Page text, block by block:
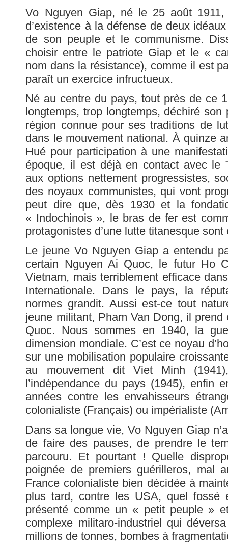
Vo Nguyen Giap, né le 25 août
d’existence à la défense de deux
de son peuple et le communisme.
choisir entre le patriote Giap et le «
nom dans la résistance), comme il est
paraît un exercice infructueux.
Né au centre du pays, tout près de ce
longtemps, trop longtemps, déchiré
région connue pour ses traditions de
dans le mouvement national. À quinze
Hué pour participation à une
époque, il est déjà en contact avec le
aux options nettement progressistes,
des noyaux communistes, qui vont
peut dire que, dès 1930 et la
« Indochinois », le bras de fer est
protagonistes d’une lutte titanesque
Le jeune Vo Nguyen Giap a entendu
certain Nguyen Ai Quoc, le futur Ho
Vietnam, mais terriblement efficace
Internationale. Dans le pays, la
normes grandit. Aussi est-ce tout
jeune militant, Pham Van Dong, il
Quoc. Nous sommes en 1940, la
dimension mondiale. C’est ce noyau
sur une mobilisation populaire
au mouvement dit Viet Minh
l’indépendance du pays (1945), enfin
années contre les envahisseurs
colonialiste (Français) ou impérialiste
Dans sa longue vie, Vo Nguyen Giap
de faire des pauses, de prendre le
parcouru. Et pourtant ! Quelle
poignée de premiers guérilleros, mal
France colonialiste bien décidée à
plus tard, contre les USA, quel fossé
présenté comme un « petit peuple »
complexe militaro-industriel qui
millions de tonnes, bombes à